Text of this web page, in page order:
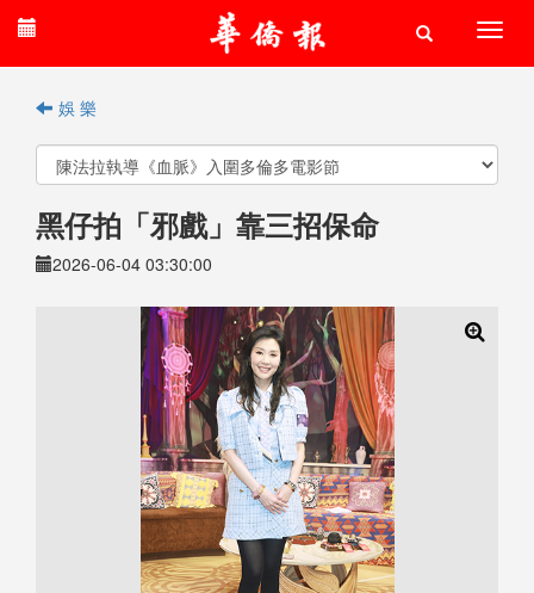
娛 樂
黑仔拍「邪戲」靠三招保命
2026-06-04 03:30:00